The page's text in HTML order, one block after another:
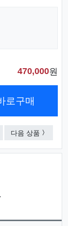
470,000원
로구매
스트랩 손톱깍이세트
다음 상품 크림 손